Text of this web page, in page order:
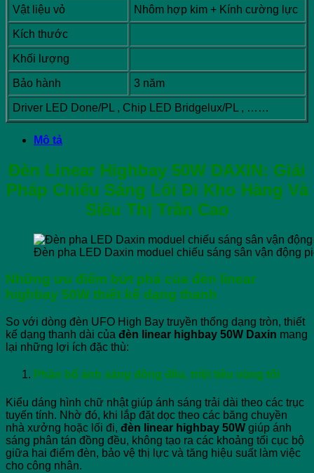
Vật liệu vỏ Nhôm hợp kim + Kính cường lực
Kích thước
Khối lượng
Bảo hành 3 năm
Driver LED Done/PL , Chip LED Bridgelux/PL , ……
Mô tả
Đèn Linear Highbay 50W DAXIN: Giải
Pháp Chiếu Sáng Lối Đi Kho Hàng Và
Siêu Thị Trần Cao
Đèn pha LED Daxin moduel chiếu sáng sân vận động
Những ưu điểm bứt phá của đèn linear
highbay 50W thiết kế dạng thanh
So với dòng đèn UFO High Bay truyền thống dạng tròn, thiết
kế dạng thanh dài của đèn linear highbay 50W Daxin mang
lại những lợi ích đặc thù:
Phân bổ ánh sáng đồng đều, triệt tiêu vùng tối
Kiểu dáng hình chữ nhật giúp ánh sáng trải dài theo các trục
tuyến tính. Nhờ đó, khi lắp đặt dọc theo các băng chuyền
nhà xưởng hoặc lối đi, đèn linear highbay 50W giúp ánh
sáng phân tán đồng đều, không tạo ra các khoảng tối cục bộ
giữa hai điểm đèn, bảo vệ thị lực và tăng hiệu suất làm việc
cho công nhân.